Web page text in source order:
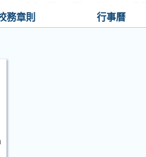
務章則 行事曆